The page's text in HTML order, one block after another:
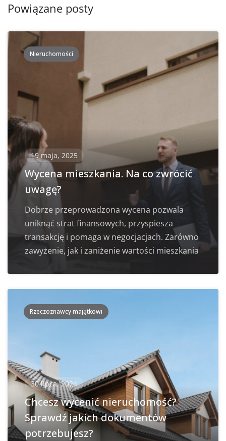
Powiązane posty
Nieruchomości
19 maja, 2025
Wycena mieszkania. Na co zwrócić
uwagę?
Dobrze przeprowadzona wycena pozwala
uniknąć strat finansowych, przyspiesza
transakcję i pomaga w negocjacjach. Zarówno
zawyżenie, jak i zaniżenie wartości mieszkania
Rzeczoznawcy majątkowi
30 lipca, 2024
Chcesz wycenić nieruchomość?
Sprawdź jakich dokumentów
potrzebujesz?